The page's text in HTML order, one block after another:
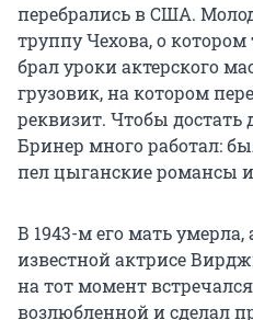
перебрались в США.
труппу Чехова, о
брал уроки актерского
грузовик, на котором
реквизит. Чтобы достать
Бринер много работал:
пел цыганские романсы
В 1943-м его мать
известной актрисе
на тот момент
возлюбленной и сделал